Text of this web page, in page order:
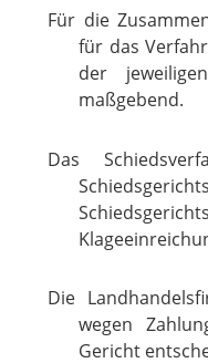
Für die
für das
der
maßgebend.
Das
Die
wegen
Gericht